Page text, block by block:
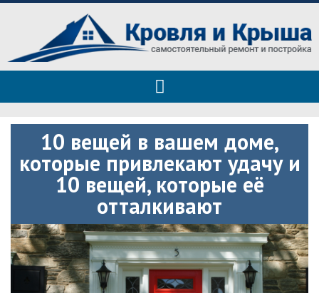
Roof tops — только полезные
советы
Полезные советы при строительстве дома и ремонте
10 вещей в вашем доме,
которые привлекают удачу и
10 вещей, которые её
отталкивают